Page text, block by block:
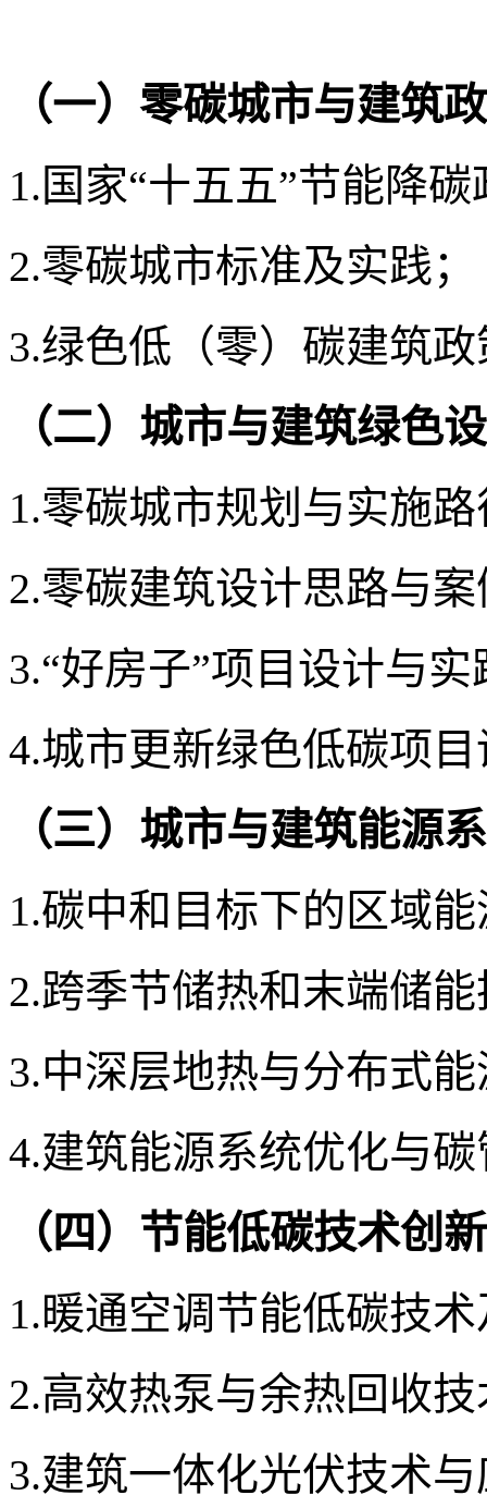
（一） 零碳城市与建筑
1.国家“十五五”节能降碳
2.零碳城市标准及实践；
3.绿色低（零）碳建筑
（二） 城市与建筑绿色
1.零碳城市规划与实施路
2.零碳建筑设计思路与
3.“好房子”项目 设计与实
4.城市更新绿色低碳项目
（三）城市与建筑能源
1.碳中和目标下的区域
2.跨季节储热和末端储
3.中深层地热与分布式
4.建筑能源系统优化与
（四） 节能低碳技术创新
1.暖通空调节能低碳技术
2.高效热泵与余热回收技
3.建筑一体化光伏技术